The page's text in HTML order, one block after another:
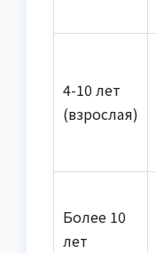
4-10 лет
(взрослая)
Более 10
лет